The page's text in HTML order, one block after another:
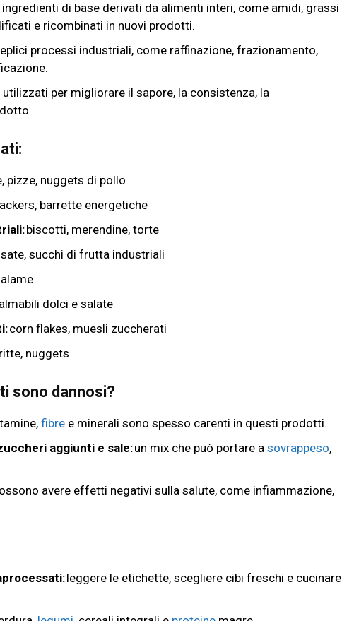
di base derivati da alimenti interi, come amidi, grassi
e ricombinati in nuovi prodotti.
processi industriali, come raffinazione, frazionamento,
per migliorare il sapore, la consistenza, la
pizze, nuggets di pollo
barrette energetiche
biscotti, merendine, torte
succhi di frutta industriali
dolci e salate
corn flakes, muesli zuccherati
nuggets
sono dannosi?
fibre e minerali sono spesso carenti in questi prodotti.
aggiunti e sale:un mix che può portare a sovrappeso,
avere effetti negativi sulla salute, come infiammazione,
leggere le etichette, scegliere cibi freschi e cucinare